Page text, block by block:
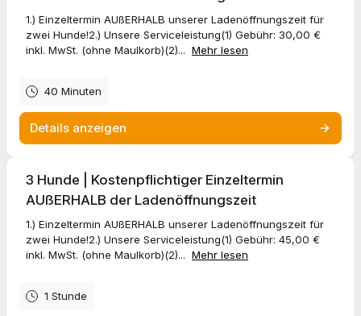
beispielsweise durch dauerhaft andauerndes Bellen stört. Falls
dein Hund mehr Ruhe braucht, vereinbare bitte einen
kostenpflichtigen Einzeltermin außerhalb der
Ladenöffnungszeiten.
Dein chic & scharf Team
1.) Einzeltermin AUßERHALB unserer Ladenöffnungszeit für
zwei Hunde!2.) Unsere Serviceleistung(1) Gebühr: 30,00 €
inkl. MwSt. (ohne Maulkorb)(2)... Mehr lesen
40 Minuten
Details anzeigen
3 Hunde | Kostenpflichtiger Einzeltermin
AUßERHALB der Ladenöffnungszeit
1.) Einzeltermin AUßERHALB unserer Ladenöffnungszeit für
zwei Hunde!2.) Unsere Serviceleistung(1) Gebühr: 45,00 €
inkl. MwSt. (ohne Maulkorb)(2)... Mehr lesen
1 Stunde